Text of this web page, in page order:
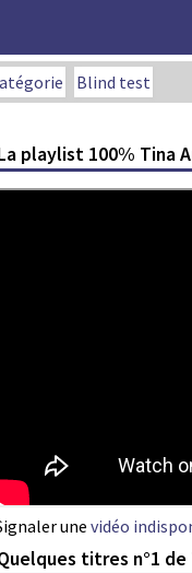
Blind test
playlist 100% Tina
unevidéo
titres n°1 de